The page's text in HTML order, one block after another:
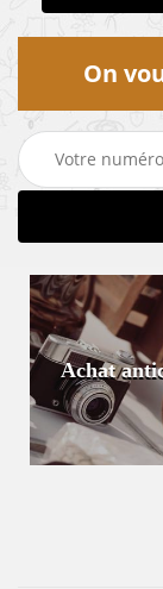
On
Achat